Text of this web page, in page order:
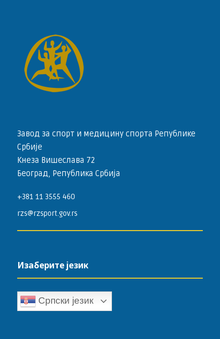
Завод за спорт и медицину спорта Републике
Србије
Кнеза Вишеслава 72
Београд, Република Србија
+381 11 3555 460
rzs@rzsport.gov.rs
Изаберите језик
Српски језик